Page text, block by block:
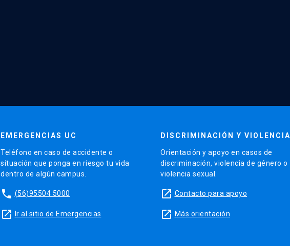
EMERGENCIAS UC
Teléfono en caso de accidente o
situación que ponga en riesgo tu vida
dentro de algún campus.
phone (56)95504 5000
launch Ir al sitio de Emergencias
DISCRIMINACIÓN Y VIOLENCIA
Orientación y apoyo en casos de
discriminación, violencia de género o
violencia sexual.
launch Contacto para apoyo
launch Más orientación